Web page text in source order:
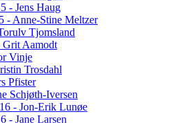
- Jens Haug
- Anne-Stine Meltzer
Tjomsland
Grit Aamodt
Vinje
Trosdahl
Pfister
Schjøth-Iversen
- Jon-Erik Lunøe
- Jane Larsen